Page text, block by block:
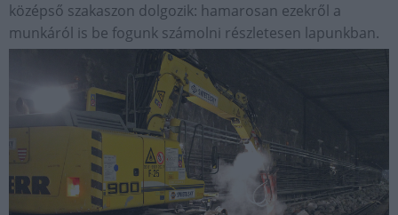
középső szakaszon dolgozik: hamarosan ezekről a
munkáról is be fogunk számolni részletesen lapunkban.